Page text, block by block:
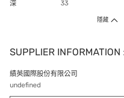
深 33
隱藏
SUPPLIER
績英國際股份有限公司
undefined